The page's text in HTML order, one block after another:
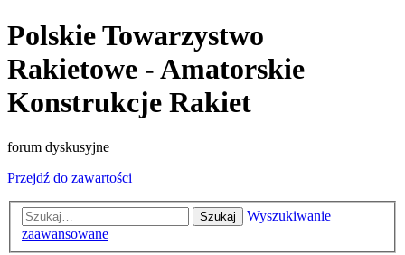
Polskie Towarzystwo
Rakietowe - Amatorskie
Konstrukcje Rakiet
forum dyskusyjne
Przejdź do zawartości
Szukaj
Wyszukiwanie
zaawansowane